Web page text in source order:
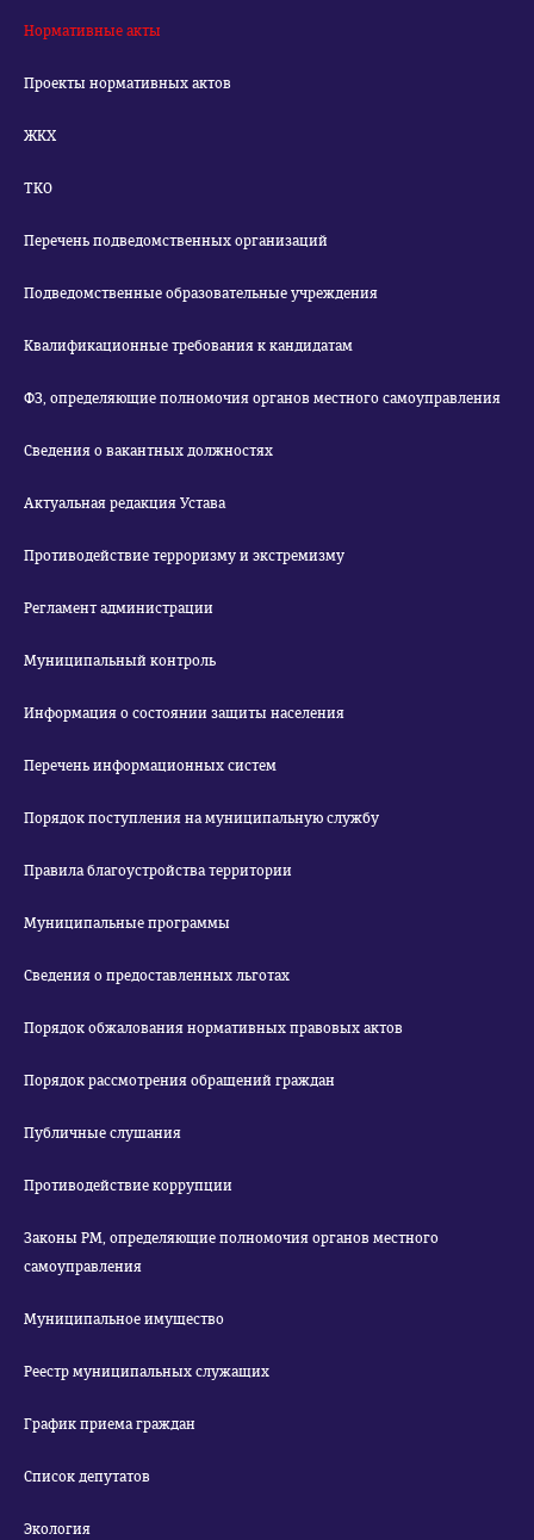
Нормативные акты
Проекты нормативных актов
ЖКХ
ТКО
Перечень подведомственных организаций
Подведомственные образовательные учреждения
Квалификационные требования к кандидатам
ФЗ, определяющие полномочия органов местного самоуправления
Сведения о вакантных должностях
Актуальная редакция Устава
Противодействие терроризму и экстремизму
Регламент администрации
Муниципальный контроль
Информация о состоянии защиты населения
Перечень информационных систем
Порядок поступления на муниципальную службу
Правила благоустройства территории
Муниципальные программы
Сведения о предоставленных льготах
Порядок обжалования нормативных правовых актов
Порядок рассмотрения обращений граждан
Публичные слушания
Противодействие коррупции
Законы РМ, определяющие полномочия органов местного
самоуправления
Муниципальное имущество
Реестр муниципальных служащих
График приема граждан
Список депутатов
Экология